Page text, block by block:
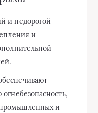
и недорогой
и
и